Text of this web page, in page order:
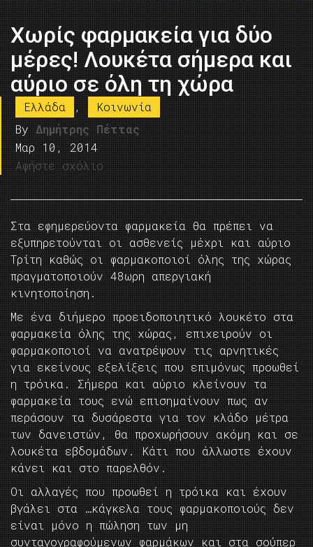
Χωρίς φαρμακεία για δύο
μέρες! Λουκέτα σήμερα και
αύριο σε όλη τη χώρα
Ελλάδα ,
Κοινωνία
By Δημήτρης Πέττας
Μαρ 10, 2014
Αφήστε σχόλιο
Στα εφημερεύοντα φαρμακεία θα πρέπει να
εξυπηρετούνται οι ασθενείς μέχρι και αύριο
Τρίτη καθώς οι φαρμακοποιοί όλης της χώρας
πραγματοποιούν 48ωρη απεργιακή
κινητοποίηση.
Με ένα διήμερο προειδοποιητικό λουκέτο στα
φαρμακεία όλης της χώρας, επιχειρούν οι
φαρμακοποιοί να ανατρέψουν τις αρνητικές
για εκείνους εξελίξεις που επιμόνως προωθεί
η τρόικα. Σήμερα και αύριο κλείνουν τα
φαρμακεία τους ενώ επισημαίνουν πως αν
περάσουν τα δυσάρεστα για τον κλάδο μέτρα
των δανειστών, θα προχωρήσουν ακόμη και σε
λουκέτα εβδομάδων. Κάτι που άλλωστε έχουν
κάνει και στο παρελθόν.
Οι αλλαγές που προωθεί η τρόικα και έχουν
βγάλει στα …κάγκελα τους φαρμακοποιούς δεν
είναι μόνο η πώληση των μη
συνταγογραφούμενων φαρμάκων και στα σούπερ